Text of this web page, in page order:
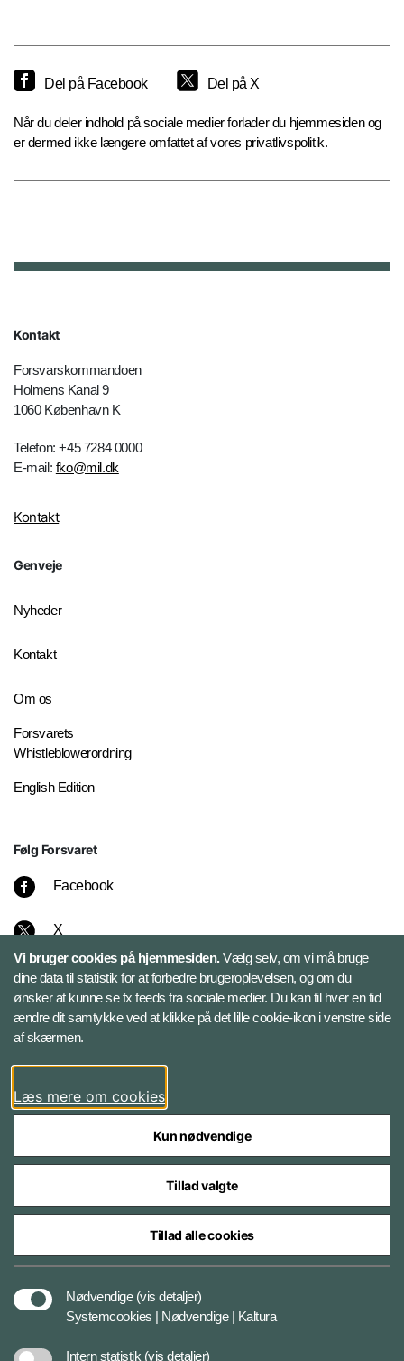
Del på Facebook Del på X
Når du deler indhold på sociale medier forlader du hjemmesiden og
er dermed ikke længere omfattet af vores privatlivspolitik.
Kontakt
Forsvarskommandoen
Holmens Kanal 9
1060 København K
Telefon: +45 7284 0000
E-mail: fko@mil.dk
Kontakt
Genveje
Nyheder
Kontakt
Om os
Forsvarets
Whistleblowerordning
English Edition
Følg Forsvaret
Facebook
X
Instagram
Bluesky
LinkedIn
Styrelser og myndigheder under Forsvarsministeriet
Vi bruger cookies på hjemmesiden.Vælg selv, om vi må bruge
dine data til statistik for at forbedre brugeroplevelsen, og om du
ønsker at kunne se fx feeds fra sociale medier. Du kan til hver en tid
ændre dit samtykke ved at klikke på det lille cookie-ikon i venstre side
af skærmen.
Læs mere om cookies
Kun nødvendige
Tillad valgte
Tillad alle cookies
Nødvendige (vis detaljer)
Systemcookies | Nødvendige | Kaltura
Intern statistik (vis detaljer)